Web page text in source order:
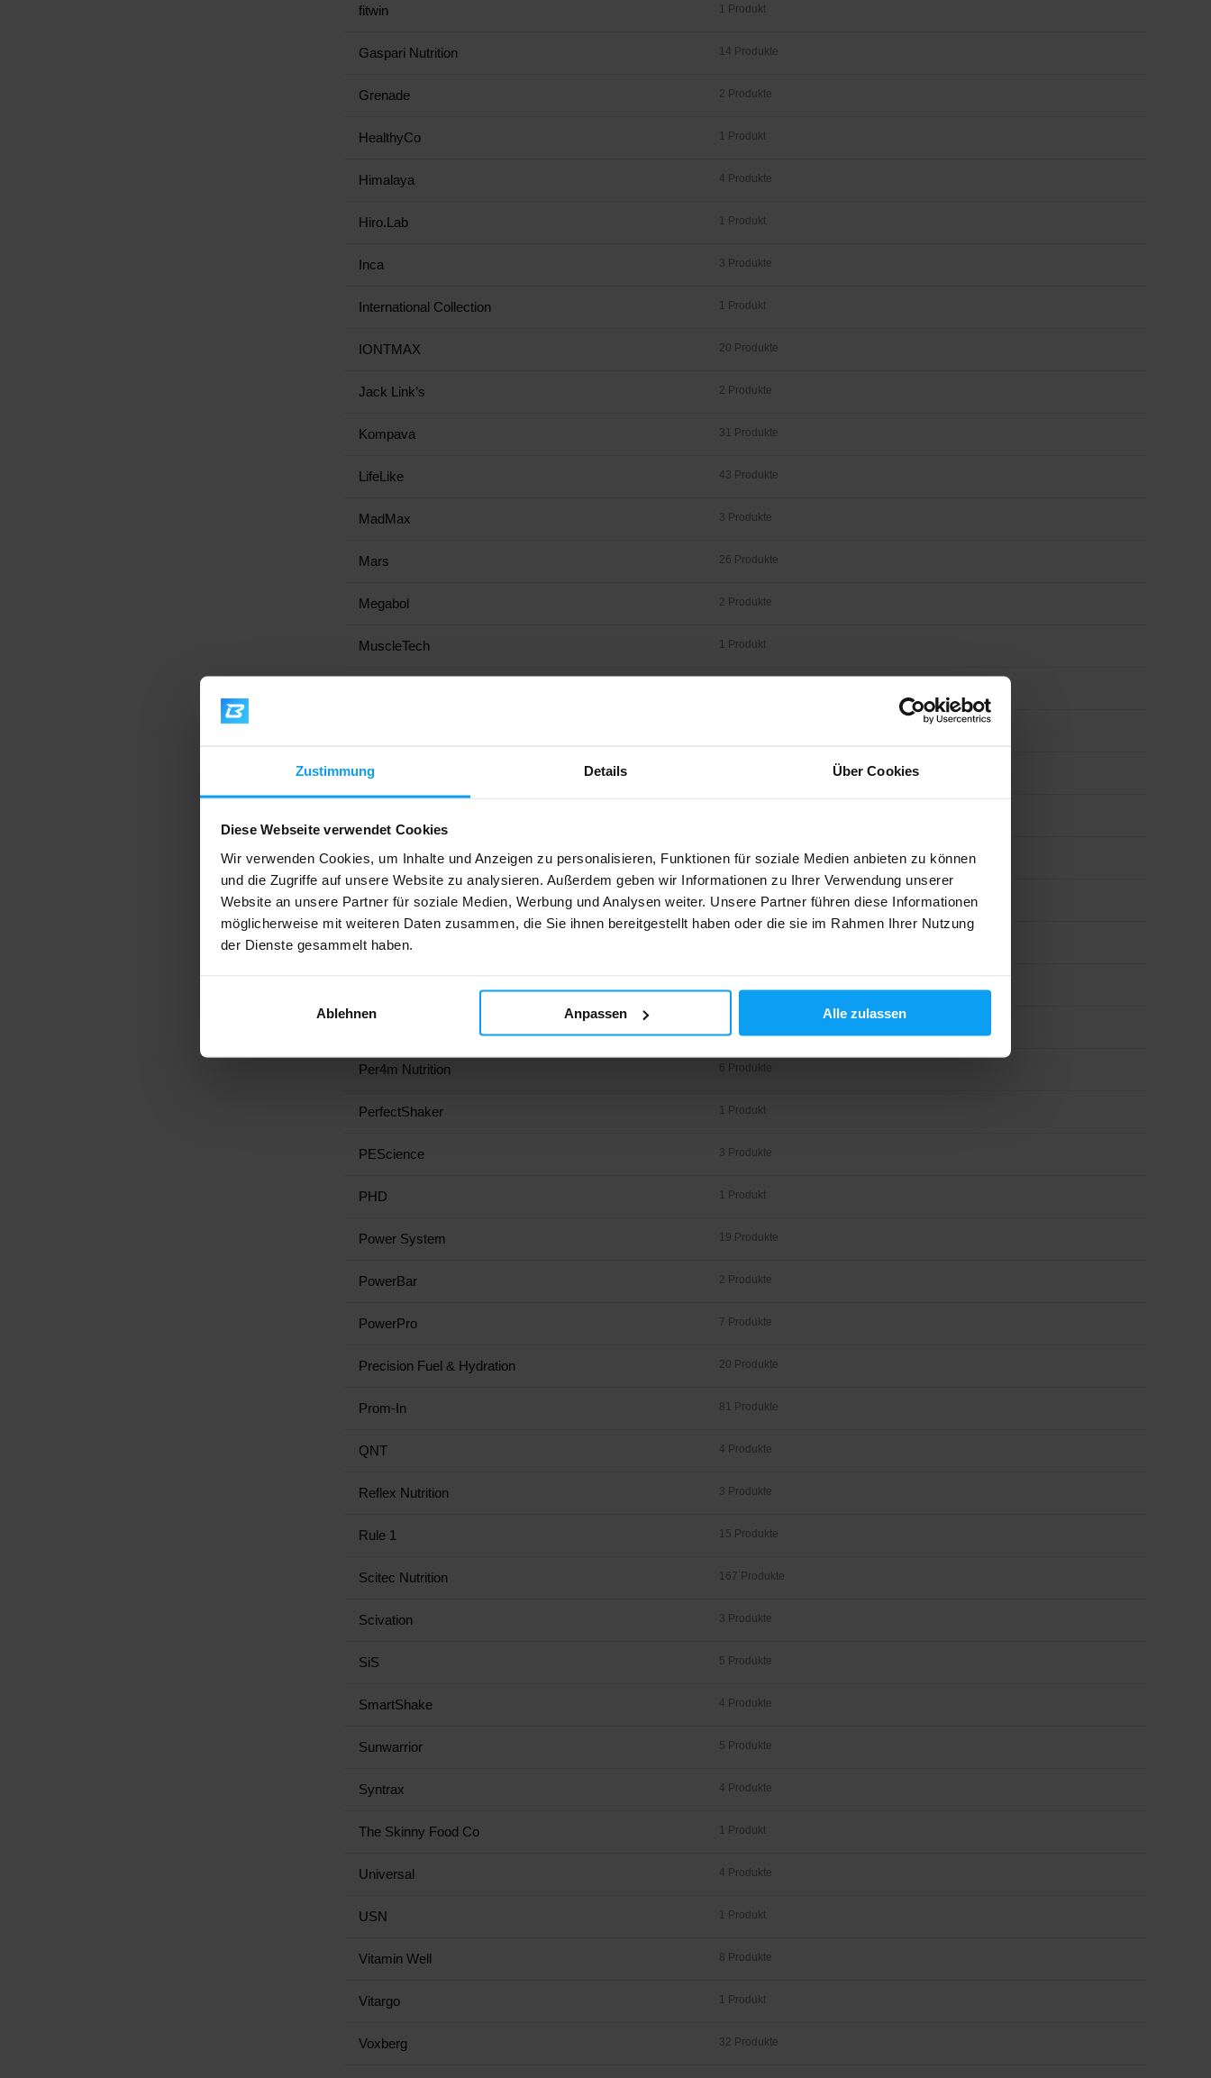
Zustimmung Details Über Cookies
Diese Webseite verwendet Cookies
Wir verwenden Cookies, um Inhalte und Anzeigen zu personalisieren, Funktionen für soziale Medien anbieten zu können
und die Zugriffe auf unsere Website zu analysieren. Außerdem geben wir Informationen zu Ihrer Verwendung unserer
Website an unsere Partner für soziale Medien, Werbung und Analysen weiter. Unsere Partner führen diese Informationen
möglicherweise mit weiteren Daten zusammen, die Sie ihnen bereitgestellt haben oder die sie im Rahmen Ihrer Nutzung
der Dienste gesammelt haben.
Ablehnen Anpassen Alle zulassen
fitwin 1 Produkt
Gaspari Nutrition 14 Produkte
Grenade 2 Produkte
HealthyCo 1 Produkt
Himalaya 4 Produkte
Hiro.Lab 1 Produkt
Inca 3 Produkte
International Collection 1 Produkt
IONTMAX 20 Produkte
Jack Link’s 2 Produkte
Kompava 31 Produkte
LifeLike 43 Produkte
MadMax 3 Produkte
Mars 26 Produkte
Megabol 2 Produkte
MuscleTech 1 Produkt
Nduranz
NOCCO 3 Produkte
Nutrend 140 Produkte
Nutrex
Per4m Nutrition 6 Produkte
PerfectShaker 1 Produkt
PEScience 3 Produkte
PHD 1 Produkt
Power System 19 Produkte
PowerBar 2 Produkte
PowerPro 7 Produkte
Precision Fuel & Hydration 20 Produkte
Prom-In 81 Produkte
QNT 4 Produkte
Reflex Nutrition 3 Produkte
Rule 1 15 Produkte
Scitec Nutrition 167 Produkte
Scivation 3 Produkte
SiS 5 Produkte
SmartShake 4 Produkte
Sunwarrior 5 Produkte
Syntrax 4 Produkte
The Skinny Food Co 1 Produkt
Universal 4 Produkte
USN 1 Produkt
Vitamin Well 8 Produkte
Vitargo 1 Produkt
Voxberg 32 Produkte